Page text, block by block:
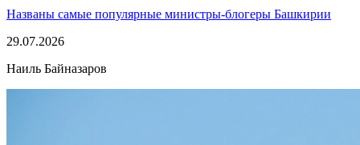
Названы самые популярные министры-блогеры Башкирии
29.07.2026
Наиль Байназаров